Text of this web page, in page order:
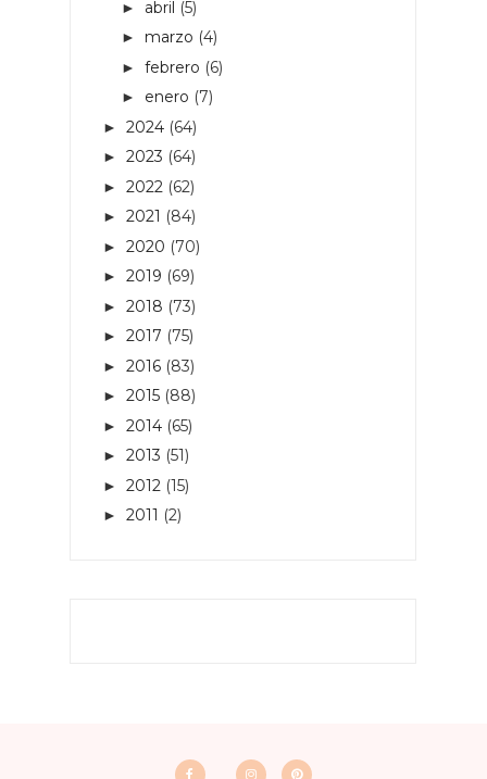
► abril (5)
► marzo (4)
► febrero (6)
► enero (7)
► 2024 (64)
► 2023 (64)
► 2022 (62)
► 2021 (84)
► 2020 (70)
► 2019 (69)
► 2018 (73)
► 2017 (75)
► 2016 (83)
► 2015 (88)
► 2014 (65)
► 2013 (51)
► 2012 (15)
► 2011 (2)